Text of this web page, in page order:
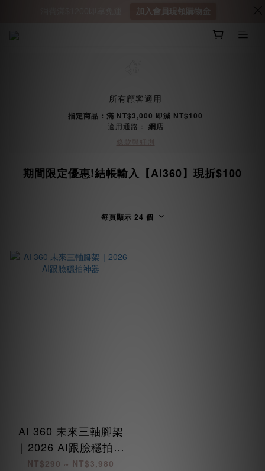
所有顧客適用
指定商品：滿 NT$3,000 即減 NT$100
適用通路： 網店
條款與細則
期間限定優惠!結帳輸入【AI360】現折$100
每頁顯示 24 個
AI 360 未來三軸腳架
｜2026 AI跟臉穩拍神
器
NT$290 ~ NT$3,980
加入會員現領購物金